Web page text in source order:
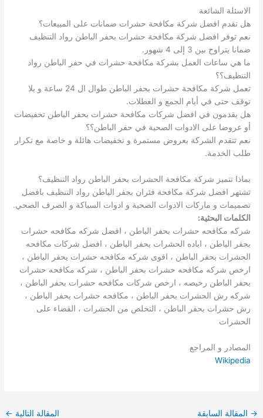
الاسئلة الشائعة
هل تقدم افضل شركة مكافحة حشرات ضمانات على المبيعات؟
نعم توفر افضل شركة مكافحة حشرات بحفر الباطن رواد التنظيف
ضمانا يتراوح بين 3 إلى 4 شهور.
ما هي ساعات العمل بشركة مكافحة حشرات في حفر الباطن رواد
التنظيف؟؟
تعمل شركة مكافحة حشرات بحفر الباطن طوال ال 24 ساعة و بلا
توقف حتى في أيام الجمع و العطلات.
هل يقدمون في افضل شركات مكافحة حشرات بحفر الباطن تخفيضات
أو عروضا على الادوات الصحية في حفر الباطن؟؟
نعم تتقدم الشركة بعروض مستمرة و تخفيضات هائلة و خاصة مع تكرار
طلب الخدمة.
بماذا تتميز شركة مكافحة الحشرات بحفر الباطن رواد التنظيف؟
تشتهر افضل شركة مكافحة فئران بحفر الباطن رواد التنظيف بافضل
تصميمات و ماركات الادوات الصحية و ادوات السباكة و الصرف الصحي.
الكلمات البحثية:
شركه مكافحه حشرات بحفر الباطن ، افضل شركه مكافحه حشرات
بحفر الباطن ، اباده الحشرات بحفر الباطن ، افضل شركات مكافحه
الحشرات بحفر الباطن ، اقوى شركه مكافحه حشرات بحفر الباطن ،
ارخص شركه مكافحه حشرات بحفر الباطن ، شركه مكافحه حشرات
بحفر الباطن رخيصه ، ارخص شركات مكافحه حشرات بحفر الباطن ،
شركه رش الحشرات بحفر الباطن ، مكافحه حشرات بحفر الباطن ،
رش حشرات بحفر الباطن ، التخلص من الحشرات ، القضاء على
الحشرات
المصادر و المراجع
Wikipedia
→ المقالة السابقة المقالة التالية ←